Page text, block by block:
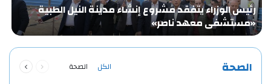
رئيس الوزراء يتفقد مشروع إنشاء مدينة النيل الطبية
«مستشفى معهد ناصر»
الصحة الكل الصحة الصفحةالصفحة